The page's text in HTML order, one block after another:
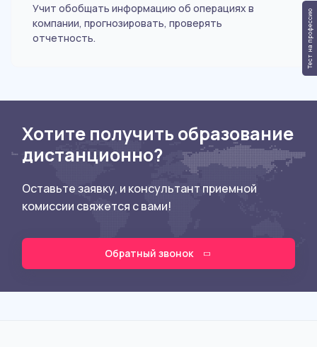
Учит обобщать информацию об операциях в
компании, прогнозировать, проверять
отчетность.
Хотите получить образование
дистанционно?
Оставьте заявку, и консультант приемной
комиссии свяжется с вами!
Обратный звонок
Тест на профессию